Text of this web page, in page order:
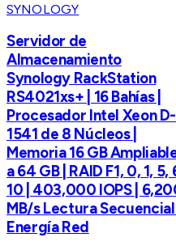
SYNOLOGY
Servidor de
Almacenamiento
Synology RackStation
RS4021xs+ | 16 Bahías |
Procesador Intel Xeon D-
1541 de 8 Núcleos |
Memoria 16 GB
a 64 GB | RAID F1, 0, 1, 5,
10 | 403,000 IOPS |
MB/s Lectura Secuencial |
Energía Red